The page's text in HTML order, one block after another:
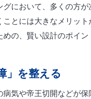
において、多くの方
とには大きなメリット
の、賢い設計のポイン
」を整える
気や帝王切開などが